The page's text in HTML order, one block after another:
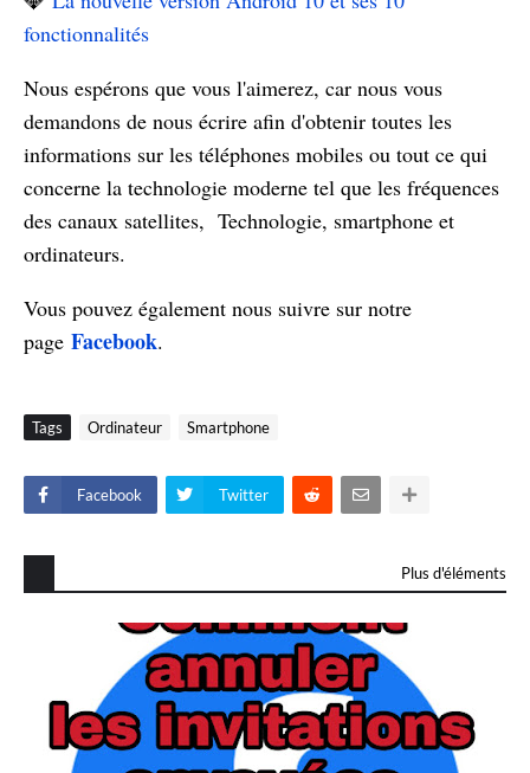
fonctionnalités
Nous espérons que vous l'aimerez, car nous vous
demandons de nous écrire afin d'obtenir toutes les
informations sur les téléphones mobiles ou tout ce qui
concerne la technologie moderne tel que les fréquences
des canaux satellites, Technologie, smartphone et
ordinateurs.
Vous pouvez également nous suivre sur notre
page Facebook.
Tags Ordinateur Smartphone
Facebook Twitter
Plus d'éléments